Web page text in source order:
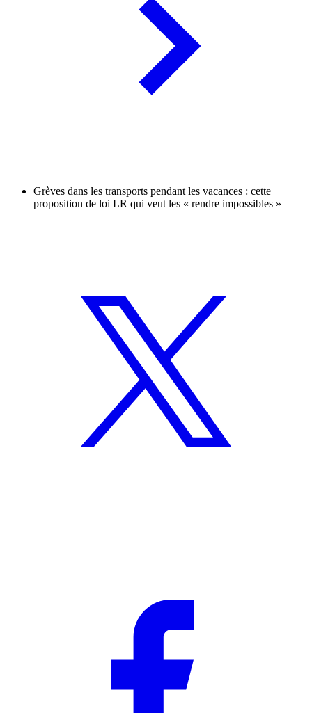
Grèves dans les transports pendant les vacances : cette
proposition de loi LR qui veut les « rendre impossibles »